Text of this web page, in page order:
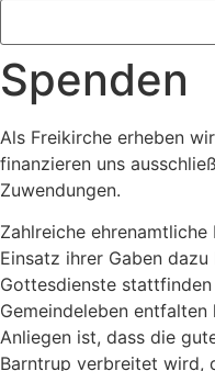
Spenden
Als Freikirche erheben
finanzieren uns
Zuwendungen.
Zahlreiche
Einsatz ihrer Gaben
Gottesdienste
Gemeindeleben entfalten
Anliegen ist, dass die
Barntrup verbreitet wird,